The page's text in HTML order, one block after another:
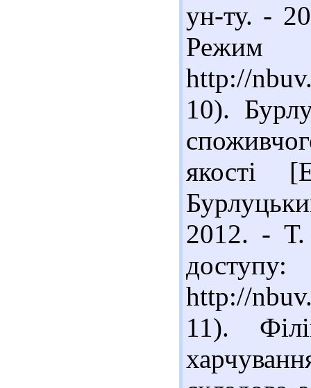
ун-ту. -
http://
10).
якості
2012. -
доступу:
http://
11).